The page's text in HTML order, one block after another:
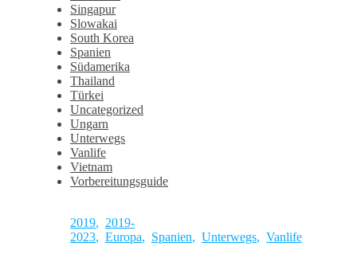
Singapur
Slowakai
South Korea
Spanien
Südamerika
Thailand
Türkei
Uncategorized
Ungarn
Unterwegs
Vanlife
Vietnam
Vorbereitungsguide
2019, 2019-
2023, Europa, Spanien, Unterwegs, Vanlife